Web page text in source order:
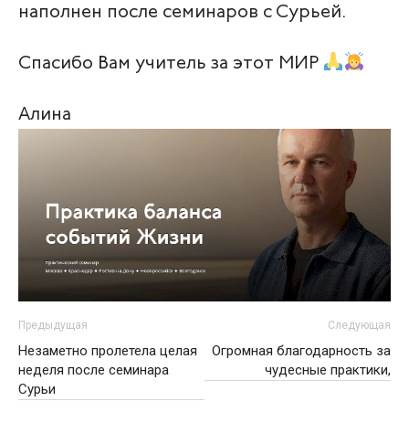
наполнен после семинаров с Сурьей.
Спасибо Вам учитель за этот МИР
Алина
Предыдущая
Незаметно пролетела целая
неделя после семинара
Сурьи
Следующая
Огромная благодарность за
чудесные практики,